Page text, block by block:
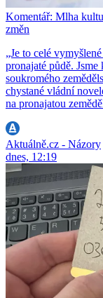
Komentář: Mlha
změn
„Je to celé
pronajaté půdě.
soukromého
chystané vládní
na pronajatou
Aktuálně.cz - Názory
dnes, 12:19